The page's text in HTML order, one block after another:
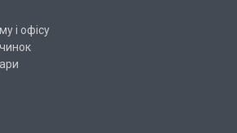
і офісу